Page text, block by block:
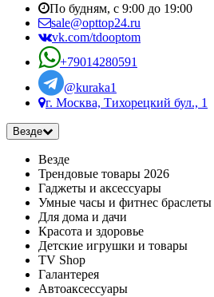
По будням, с 9:00 до 19:00
sale@opttop24.ru
vk.com/tdooptom
+79014280591
@kuraka1
г. Москва, Тихорецкий бул., 1
Везде
Везде
Трендовые товары 2026
Гаджеты и аксессуары
Умные часы и фитнес браслеты
Для дома и дачи
Красота и здоровье
Детские игрушки и товары
TV Shop
Галантерея
Автоаксессуары